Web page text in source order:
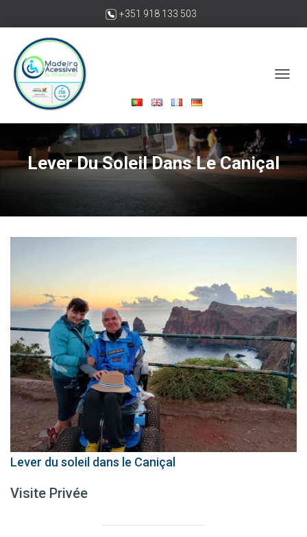
+351 918 133 503
madeiraacessivelbywheelchair@gmail.com
R
/
F
R
A
V
I
G
A
T
I
O
N
Lever Du Soleil Dans Le Caniçal
Lever du soleil dans le Caniçal
Visite Privée